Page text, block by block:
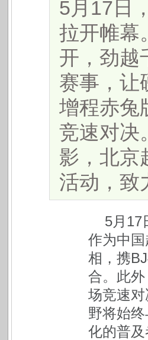
5月17日
拉开帷幕
开，劲越
赛事，让
增程赤兔
竞速对决
影，北京
活动，致
5月17
作为中
相，携
合。此
场竞速
野将始
化的普及